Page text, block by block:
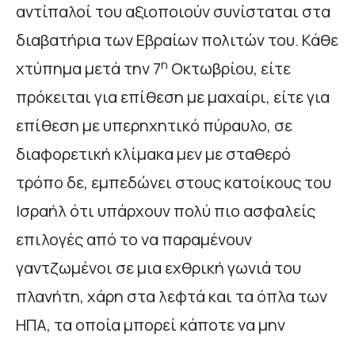
αντίπαλοί του αξιοποιούν συνίσταται στα
διαβατήρια των Εβραίων πολιτών του. Κάθε
χτύπημα μετά την 7η Οκτωβρίου, είτε
πρόκειται για επίθεση με μαχαίρι, είτε για
επίθεση με υπερηχητικό πύραυλο, σε
διαφορετική κλίμακα μεν με σταθερό
τρόπο δε, εμπεδώνει στους κατοίκους του
Ισραήλ ότι υπάρχουν πολύ πιο ασφαλείς
επιλογές από το να παραμένουν
γαντζωμένοι σε μια εχθρική γωνιά του
πλανήτη, χάρη στα λεφτά και τα όπλα των
ΗΠΑ, τα οποία μπορεί κάποτε να μην